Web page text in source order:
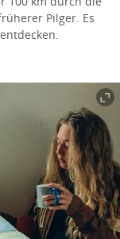
Pilger. Es